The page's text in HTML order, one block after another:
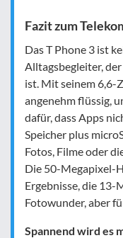
Fazit zum
Das T Phone 3 ist
Alltagsbegleiter,
ist. Mit seinem 6,6-
angenehm flüssig,
dafür, dass Apps
Speicher plus
Fotos, Filme oder
Die 50-Megapixel-
Ergebnisse, die 13-
Fotowunder, aber
Spannend wird es